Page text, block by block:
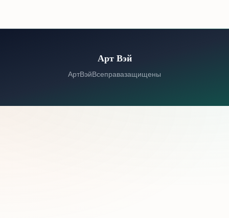
Арт Вэй
© 2026 Арт Вэй. Все права защищены.